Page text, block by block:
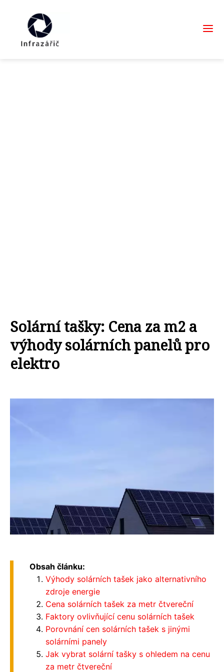
Solární tašky: Cena za m2 a
výhody solárních panelů pro
elektro
Obsah článku:
Výhody solárních tašek jako alternativního
zdroje energie
Cena solárních tašek za metr čtvereční
Faktory ovlivňující cenu solárních tašek
Porovnání cen solárních tašek s jinými
solárními panely
Jak vybrat solární tašky s ohledem na cenu
za metr čtvereční